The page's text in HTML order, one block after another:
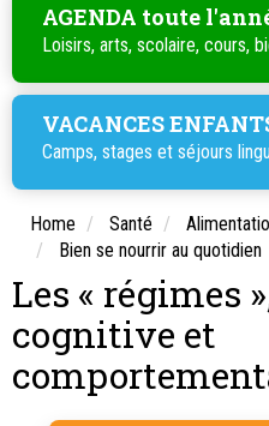
AGENDA toute
Loisirs, arts, scolaire, cours,
VACANCES
Camps, stages et séjours
Home Santé
Bien se nourrir au quotidien
Les « régimes
cognitive et